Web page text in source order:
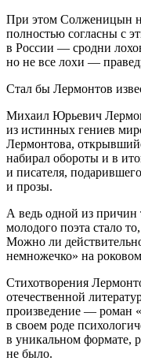
При этом Солженицын
полностью согласны с
в России — сродни
но не все лохи —
Стал бы Лермонтов
Михаил Юрьевич
из истинных гениев
Лермонтова,
набирал обороты и в
и писателя,
и прозы.
А ведь одной из причин
молодого поэта стало
Можно ли
немножечко» на
Стихотворения
отечественной
произведение — роман
в своем роде
в уникальном формате,
не было.